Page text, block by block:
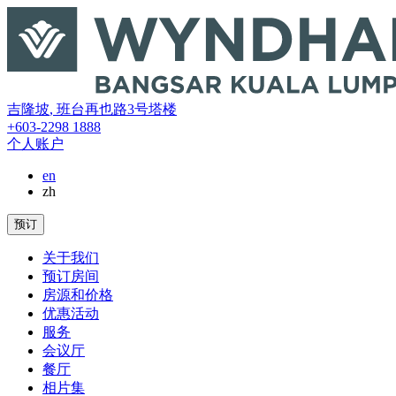
吉隆坡, 班台再也路3号塔楼
+603-2298 1888
个人账户
en
zh
预订
关于我们
预订房间
房源和价格
优惠活动
服务
会议厅
餐厅
相片集